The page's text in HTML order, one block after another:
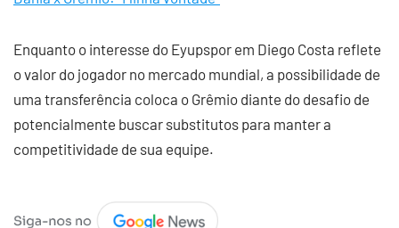
Enquanto o interesse do Eyupspor em Diego Costa reflete
o valor do jogador no mercado mundial, a possibilidade de
uma transferência coloca o Grêmio diante do desafio de
potencialmente buscar substitutos para manter a
competitividade de sua equipe.